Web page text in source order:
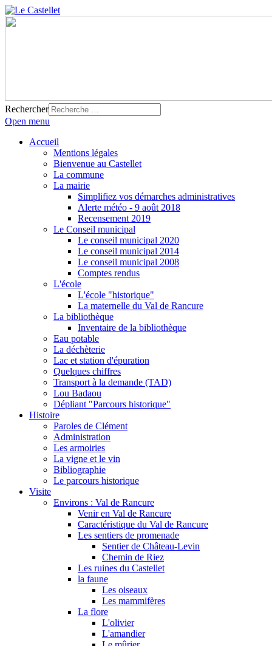
Rechercher
Open menu
Accueil
Mentions légales
Bienvenue au Castellet
La commune
La mairie
Simplifiez vos démarches administratives
Alerte météo - 9 août 2018
Recensement 2019
Le Conseil municipal
Le conseil municipal 2020
Le conseil municipal 2014
Le conseil municipal 2008
Comptes rendus
L'école
L'école "historique"
La maternelle du Val de Rancure
La bibliothèque
Inventaire de la bibliothèque
Eau potable
La déchèterie
Lac et station d'épuration
Quelques chiffres
Transport à la demande (TAD)
Lou Badaou
Dépliant "Parcours historique"
Histoire
Paroles de Clément
Administration
Les armoiries
La vigne et le vin
Bibliographie
Le parcours historique
Visite
Environs : Val de Rancure
Venir en Val de Rancure
Caractéristique du Val de Rancure
Les sentiers de promenade
Sentier de Château-Levin
Chemin de Riez
Les ruines du Castellet
la faune
Les oiseaux
Les mammifères
La flore
L'olivier
L'amandier